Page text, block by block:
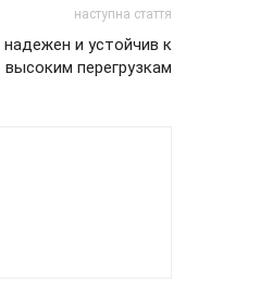
наступна стаття
и устойчив к
высоким перегрузкам